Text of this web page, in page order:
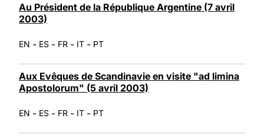
Au Président de la République Argentine (7 avril
2003)
EN - ES - FR - IT - PT
Aux Evêques de Scandinavie en visite "ad limina
Apostolorum" (5 avril 2003)
EN - ES - FR - IT - PT